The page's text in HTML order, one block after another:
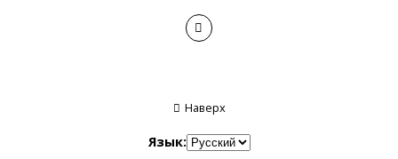
Наверх
Язык: